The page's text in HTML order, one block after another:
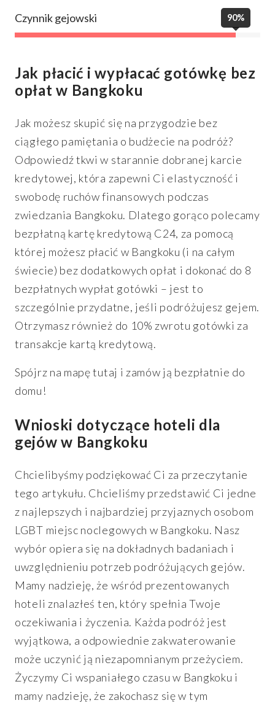
Czynnik gejowski 90%
Jak płacić i wypłacać gotówkę bez
opłat w Bangkoku
Jak możesz skupić się na przygodzie bez
ciągłego pamiętania o budżecie na podróż?
Odpowiedź tkwi w starannie dobranej karcie
kredytowej, która zapewni Ci elastyczność i
swobodę ruchów finansowych podczas
zwiedzania Bangkoku. Dlatego gorąco polecamy
bezpłatną kartę kredytową C24, za pomocą
której możesz płacić w Bangkoku (i na całym
świecie) bez dodatkowych opłat i dokonać do 8
bezpłatnych wypłat gotówki – jest to
szczególnie przydatne, jeśli podróżujesz gejem.
Otrzymasz również do 10% zwrotu gotówki za
transakcje kartą kredytową.
Spójrz na mapę tutaj i zamów ją bezpłatnie do
domu!
Wnioski dotyczące hoteli dla
gejów w Bangkoku
Chcielibyśmy podziękować Ci za przeczytanie
tego artykułu. Chcieliśmy przedstawić Ci jedne
z najlepszych i najbardziej przyjaznych osobom
LGBT miejsc noclegowych w Bangkoku. Nasz
wybór opiera się na dokładnych badaniach i
uwzględnieniu potrzeb podróżujących gejów.
Mamy nadzieję, że wśród prezentowanych
hoteli znalazłeś ten, który spełnia Twoje
oczekiwania i życzenia. Każda podróż jest
wyjątkowa, a odpowiednie zakwaterowanie
może uczynić ją niezapomnianym przeżyciem.
Życzymy Ci wspaniałego czasu w Bangkoku i
mamy nadzieję, że zakochasz się w tym